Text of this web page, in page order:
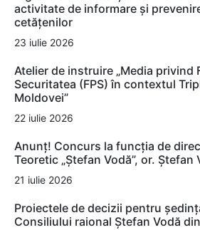
activitate de informare și
cetățenilor
23 iulie 2026
Atelier de instruire „Media privind
Securitatea (FPS) în contextul
Moldovei”
22 iulie 2026
Anunț! Concurs la funcția de
Teoretic „Ștefan Vodă”, or. Ștefan
21 iulie 2026
Proiectele de decizii pentru
Consiliului raional Ștefan Vodă